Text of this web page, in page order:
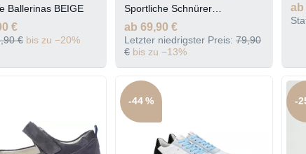
Ballerinas BEIGE
€
€ bis zu −20%
Sportliche Schnürer
ANTELOPE
ab 69,90 €
Letzter niedrigster Preis: 79,90
€ bis zu −13%
ab
-44 % -